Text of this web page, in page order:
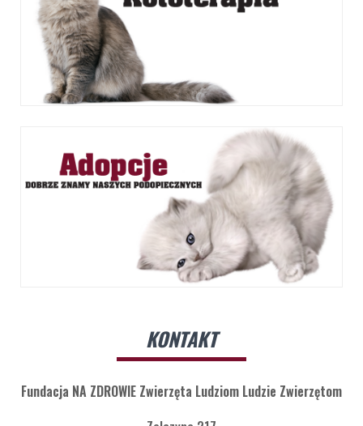
KONTAKT
Fundacja NA ZDROWIE Zwierzęta Ludziom Ludzie Zwierzętom